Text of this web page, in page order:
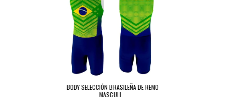
BODY SELECCIÓN BRASILEÑA DE REMO
MASCULI...